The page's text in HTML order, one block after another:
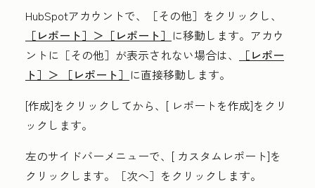
HubSpotアカウントで、
［その他］をクリックし、
［レポート］＞ ［レポート］ に移動します。アカウ
ントに ［その他］が表示されない場合は、
［レポー
ト］＞
［レポート］ に直接移動します。
[作成]をクリックしてから、[ レポートを作成]をクリ
ックします。
左のサイドバーメニューで、[ カスタムレポート]を
クリックします。［次へ］ をクリックします。